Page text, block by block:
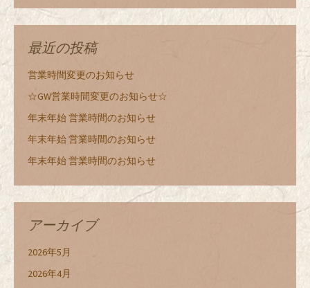
最近の投稿
営業時間変更のお知らせ
☆GW営業時間変更のお知らせ☆
年末年始 営業時間のお知らせ
年末年始 営業時間のお知らせ
年末年始 営業時間のお知らせ
アーカイブ
2026年5月
2026年4月